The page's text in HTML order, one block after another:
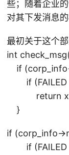
些；随着企业
对其下发消息的
最初关于这个
int
if (corp_info-
if (FAILED
return
}
if (corp_info-
if (FAILED